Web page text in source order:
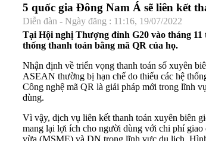
5 quốc gia Đông Nam Á sẽ liên kết
Diễn đàn - Ngày đăng : 11:16, 19/07/2022
Tại Hội nghị Thượng đỉnh G20 vào tháng
thống thanh toán bằng mã QR của họ.
Nhận định về triển vọng thanh toán số xuyên
ASEAN thường bị hạn chế do thiếu các hệ
Công nghệ mã QR là giải pháp mới trong lĩnh
dùng.
Vì vậy, dịch vụ liên kết thanh toán xuyên biên
mang lại lợi ích cho người dùng với chi phí giao